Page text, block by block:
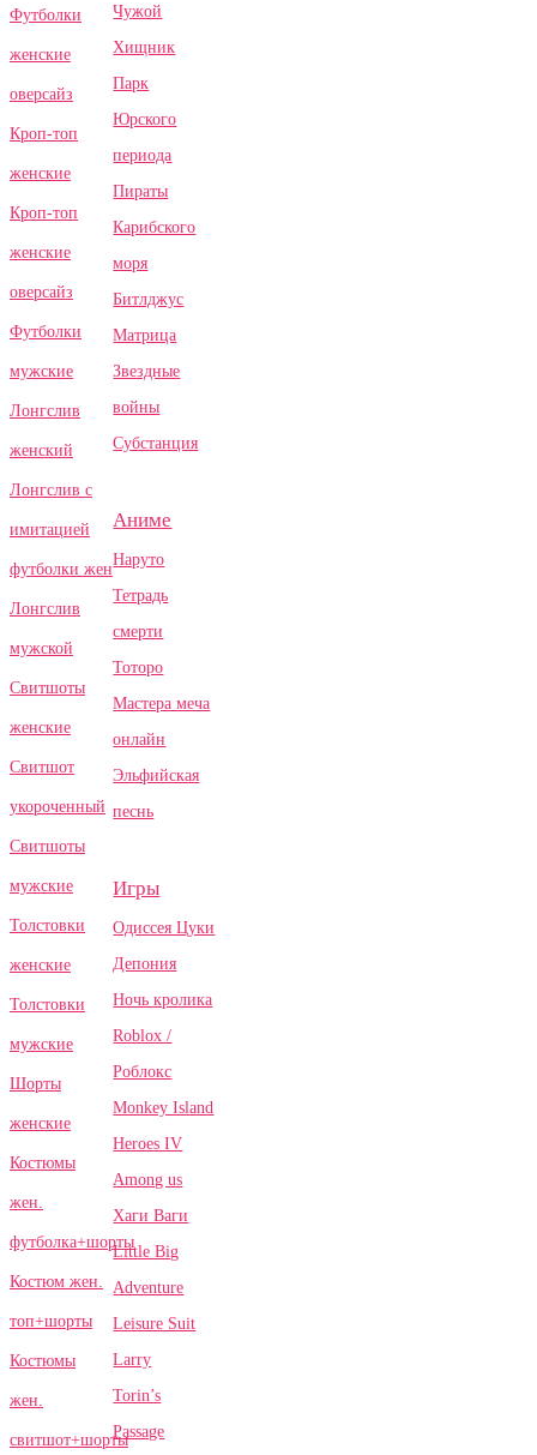
Футболки
женские
оверсайз
Кроп-топ
женские
Кроп-топ
женские
оверсайз
Футболки
мужские
Лонгслив
женский
Лонгслив с
имитацией
футболки жен
Лонгслив
мужской
Свитшоты
женские
Свитшот
укороченный
Свитшоты
мужские
Толстовки
женские
Толстовки
мужские
Шорты
женские
Костюмы
жен.
футболка+шорты
Костюм жен.
топ+шорты
Костюмы
жен.
свитшот+шорты
Чужой
Хищник
Парк
Юрского
периода
Пираты
Карибского
моря
Битлджус
Матрица
Звездные
войны
Субстанция
Аниме
Наруто
Тетрадь
смерти
Тоторо
Мастера меча
онлайн
Эльфийская
песнь
Игры
Одиссея Цуки
Депония
Ночь кролика
Roblox /
Роблокс
Monkey Island
Heroes IV
Among us
Хаги Ваги
Little Big
Adventure
Leisure Suit
Larry
Torin’s
Passage